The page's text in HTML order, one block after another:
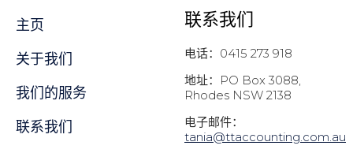
主页
关于我们
我们的服务
联系我们
联系我们
电话：0415 273 918
地址：PO Box 3088,
Rhodes NSW 2138
电子邮件：
tania@ttaccounting.com.au